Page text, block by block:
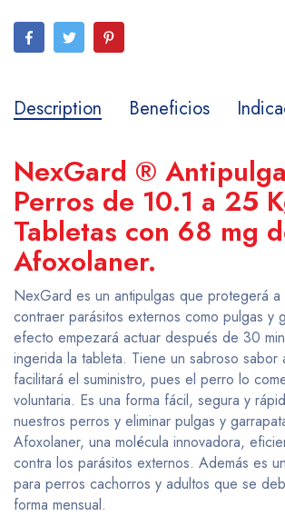
Description Beneficios
NexGard ®
Perros de 10.1 a 25
Tabletas con 68 mg
Afoxolaner.
NexGard es un antipulgas que protegerá
contraer parásitos externos como pulgas y
efecto empezará actuar después de 30
ingerida la tableta. Tiene un sabroso sabor
facilitará el suministro, pues el perro lo
voluntaria. Es una forma fácil, segura y
nuestros perros y eliminar pulgas y
Afoxolaner, una molécula innovadora,
contra los parásitos externos. Además es
para perros cachorros y adultos que se
forma mensual.